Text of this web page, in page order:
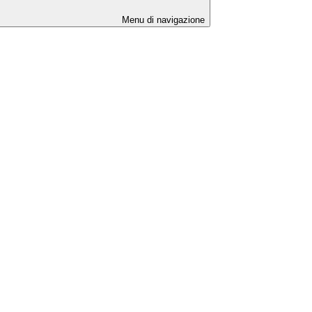
Menu di navigazione